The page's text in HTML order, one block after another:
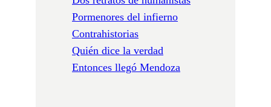
Pormenores del infierno
Contrahistorias
Quién dice la verdad
Entonces llegó Mendoza